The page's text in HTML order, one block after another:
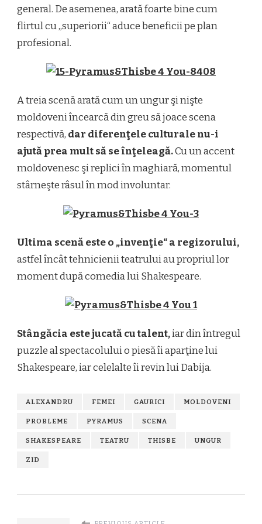
general. De asemenea, arată foarte bine cum
flirtul cu „superiorii“ aduce beneficii pe plan
profesional.
A treia scenă arată cum un ungur şi nişte
moldoveni încearcă din greu să joace scena
respectivă, dar diferenţele culturale nu-i
ajută prea mult să se înţeleagă.Cu un accent
moldovenesc şi replici în maghiară, momentul
stârneşte râsul în mod involuntar.
Ultima scenă este o „invenţie“ a regizorului,
astfel încât tehnicienii teatrului au propriul lor
moment după comedia lui Shakespeare.
Stângăcia este jucată cu talent,iar din întregul
puzzle al spectacolului o piesă îi aparţine lui
Shakespeare, iar celelalte îi revin lui Dabija.
ALEXANDRU FEMEI GAURICI MOLDOVENI
PROBLEME PYRAMUS SCENA
SHAKESPEARE TEATRU THISBE UNGUR
ZID